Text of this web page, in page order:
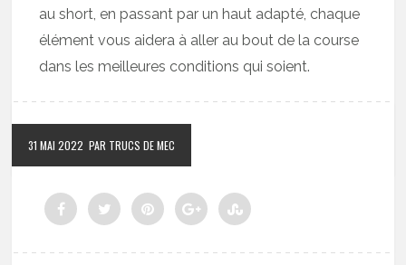
au short, en passant par un haut adapté, chaque
élément vous aidera à aller au bout de la course
dans les meilleures conditions qui soient.
31 MAI 2022 PAR TRUCS DE MEC